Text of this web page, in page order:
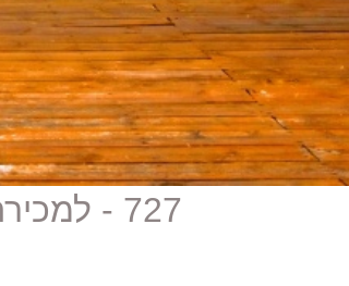
727 - למכירה בית ייחודי על נחלה במושב רשפון